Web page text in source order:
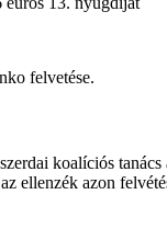
felvetése.
koalíciós
ellenzék azon